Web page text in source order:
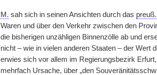
M. sah sich in seinen Ansichten durch das preuß.
Waren und über den Verkehr zwischen den
die bisherigen unzähligen Binnenzölle ab und
nicht – wie in vielen anderen Staaten – der
erwies sich vor allem im Regierungsbezirk
mehrfach Ursache, über „den